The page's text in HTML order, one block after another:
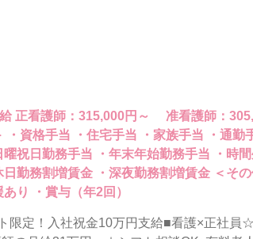
正看護師：315,000円～ 准看護師：305,000円
・資格手当 ・住宅手当 ・家族手当 ・通勤
曜祝日勤務手当 ・年末年始勤務手当 ・時
勤務割増賃金 ・深夜勤務割増賃金 ＜その他＞ ・資格取得
あり ・賞与（年2回）
限定！入社祝金10万円支給■看護×正社